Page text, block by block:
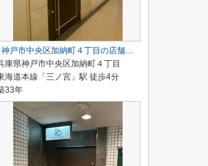
神戸市中央区加納町４丁目の店舗一部
庫県神戸市中央区加納町４丁目
海道本線「三ノ宮」駅 徒歩4分
33年